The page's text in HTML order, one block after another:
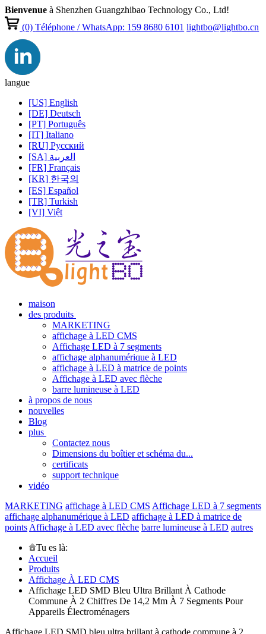
Bienvenue à Shenzhen Guangzhibao Technology Co., Ltd!
(0)Téléphone / WhatsApp: 159 8680 6101 lightbo@lightbo.cn
langue
[US] English
[DE] Deutsch
[PT] Português
[IT] Italiano
[RU] Pусский
[SA] العربية
[FR] Français
[KR] 한국의
[ES] Español
[TR] Turkish
[VI] Việt
maison
des produits
MARKETING
affichage à LED CMS
Affichage LED à 7 segments
affichage alphanumérique à LED
affichage à LED à matrice de points
Affichage à LED avec flèche
barre lumineuse à LED
à propos de nous
nouvelles
Blog
plus
Contactez nous
Dimensions du boîtier et schéma du...
certificats
support technique
vidéo
MARKETING affichage à LED CMS Affichage LED à 7 segments
affichage alphanumérique à LED affichage à LED à matrice de
points Affichage à LED avec flèche barre lumineuse à LED autres
Tu es là:
Accueil
Produits
Affichage À LED CMS
Affichage LED SMD Bleu Ultra Brillant À Cathode
Commune À 2 Chiffres De 14,2 Mm À 7 Segments Pour
Appareils Électroménagers
Affichage LED SMD bleu ultra brillant à cathode commune à 2